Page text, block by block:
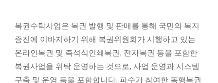
복권수탁사업은 복권 발행 및 판매를 통해 국민의 복지
증진에 이바지하기 위해 복권위원회가 시행하고 있는
온라인복권 및 즉석식인쇄복권, 전자복권 등을 포함한
복권사업을 위탁 운영하는 것으로, 사업 운영과 시스템
구축 및 운영 등을 포함합니다. 파수가 참여한 동행복권